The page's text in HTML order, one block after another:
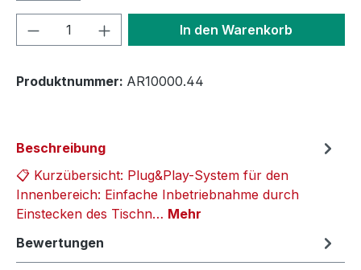
Produkt Anzahl: Gib denIn den Warenkorb
Produktnummer: AR10000.44
Beschreibung
📋 Kurzübersicht: Plug&Play-System für den
Innenbereich: Einfache Inbetriebnahme durch
Einstecken des Tischn… Mehr
Bewertungen